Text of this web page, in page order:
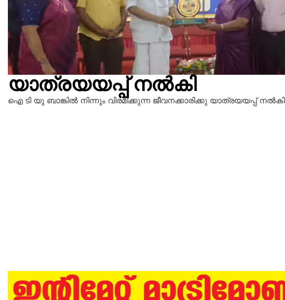
യാത്രയയപ്പ് നൽകി
ഐ ടി യു ബാങ്കിൽ നിന്നും വിരമിക്കുന്ന ജീവനക്കാരിക്കു യാത്രയയപ്പ് നൽകി